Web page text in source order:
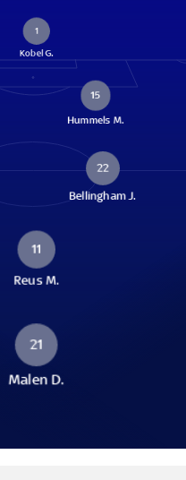
1
Kobel G.
15
Hummels M.
22
Bellingham J.
11
Reus M.
21
Malen D.